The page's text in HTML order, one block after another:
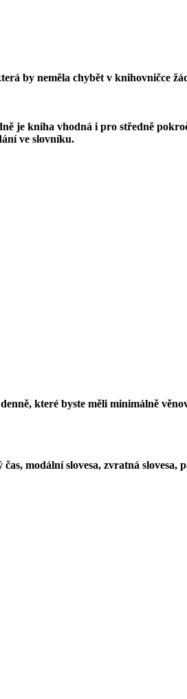
by neměla chybět v knihovničce
je kniha vhodná i pro středně
ve slovníku.
které byste měli minimálně
modální slovesa, zvratná slovesa,